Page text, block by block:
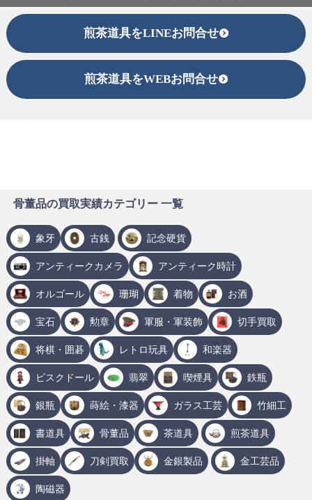
煎茶道具をLINEお問合せ
煎茶道具をWEBお問合せ
骨董品の買取実績カテゴリー 一覧
象牙 古銭 記念硬貨
アンティークカメラ アンティーク時計
オルゴール 珊瑚 着物 お酒
宝石 勲章 軍服・軍装飾 切手買取
将棋・囲碁 レトロ玩具 和楽器
ビスクドール 翡翠 喫煙具 鉄瓶
銀瓶 蒔絵・漆器 ガラス工芸 竹細工
書道具 骨董品 茶道具 煎茶道具
掛軸 刀剣買取 金銀製品 金工芸品
陶磁器